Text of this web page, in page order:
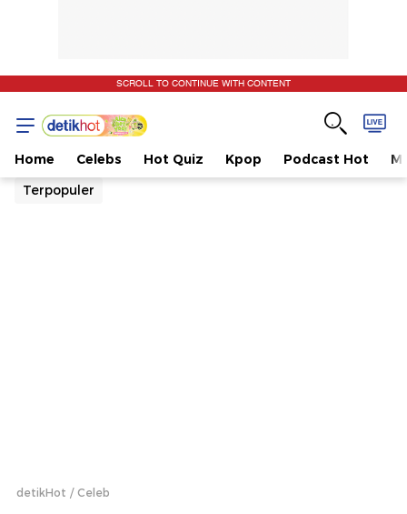
SCROLL TO CONTINUE WITH CONTENT
Home Celebs Hot Quiz Kpop Podcast Hot
Terpopuler
detikHot Celeb